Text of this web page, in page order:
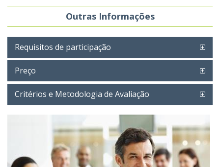
Outras Informações
Requisitos de participação
Preço
Critérios e Metodologia de Avaliação